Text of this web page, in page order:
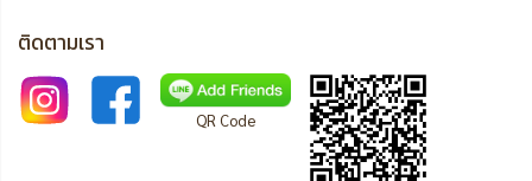
ติดตามเรา
QR Code